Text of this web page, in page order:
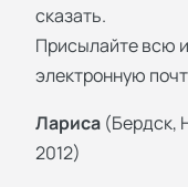
сказать.
Присылайте всю
электронную
Лариса (Бердск,
2012)